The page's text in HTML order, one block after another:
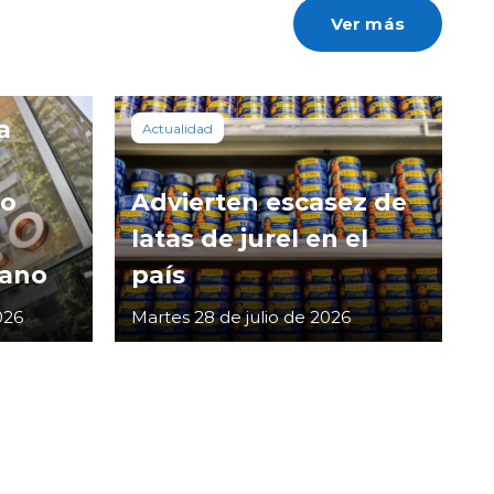
Ver más
Actualidad
Advierten escasez de
latas de jurel en el
país
Martes 28 de julio de 2026